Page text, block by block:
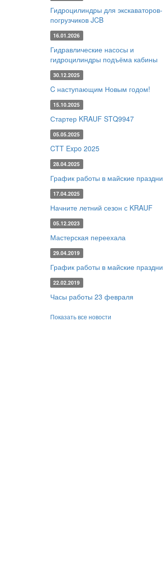
Гидроцилиндры для экскаваторов-
погрузчиков JCB
16.01.2026
Гидравлические насосы и
гидроцилиндры подъёма кабины
30.12.2025
C наступающим Новым годом!
15.10.2025
Стартер KRAUF STQ9947
05.05.2025
CTT Expo 2025
28.04.2025
График работы в майские
17.04.2025
Начните летний сезон с KRAUF
05.12.2023
Мастерская переехала
29.04.2019
График работы в майские
22.02.2019
Часы работы 23 февраля
Показать все новости